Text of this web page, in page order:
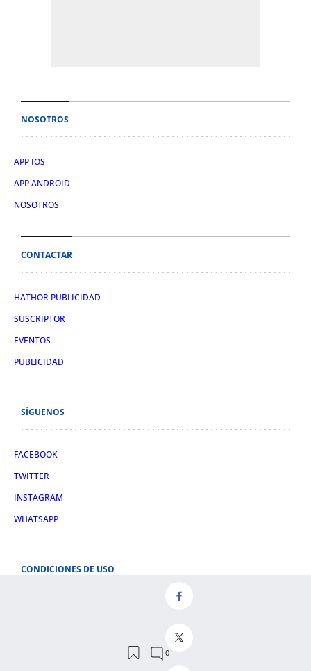
NOSOTROS
APP IOS
APP ANDROID
NOSOTROS
CONTACTAR
HATHOR PUBLICIDAD
SUSCRIPTOR
EVENTOS
PUBLICIDAD
SÍGUENOS
FACEBOOK
TWITTER
INSTAGRAM
WHATSAPP
CONDICIONES DE USO